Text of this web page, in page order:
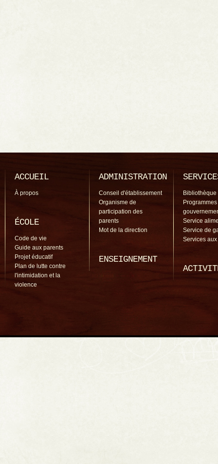
ACCUEIL
À propos
ÉCOLE
Code de vie
Guide aux parents
Projet éducatif
Plan de lutte contre
l'intimidation et la
violence
ADMINISTRATION
Conseil d'établissement
Organisme de
participation des
parents
Mot de la direction
ENSEIGNEMENT
Bibliothèque
Programmes
Service
Service de
Services